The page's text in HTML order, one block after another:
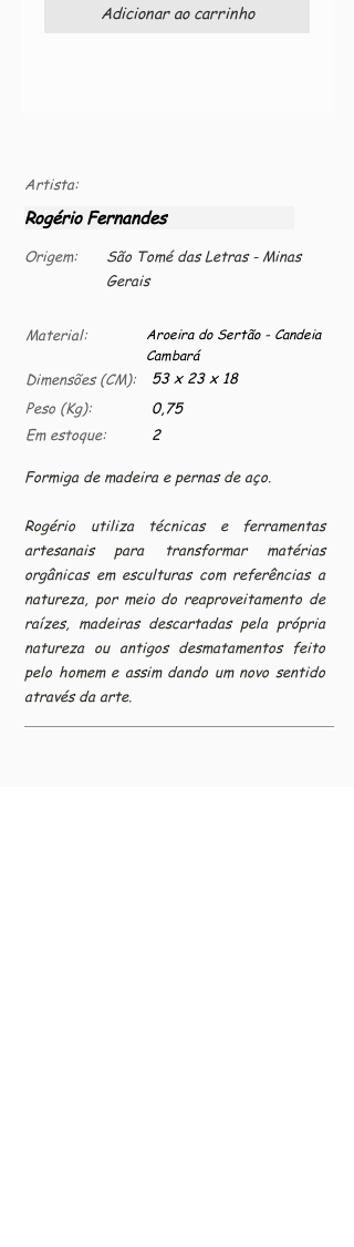
Adicionar ao carrinho
Artista:
Rogério Fernandes
Origem:
São Tomé das Letras - Minas
Gerais
Material:
Dimensões (CM):
Peso (Kg):
Em estoque:
Aroeira do Sertão - Candeia
Cambará
53 x 23 x 18
0,75
2
Formiga de madeira e pernas de aço.
Rogério utiliza técnicas e ferramentas
artesanais para transformar matérias
orgânicas em esculturas com referências a
natureza, por meio do reaproveitamento de
raízes, madeiras descartadas pela própria
natureza ou antigos desmatamentos feito
pelo homem e assim dando um novo sentido
através da arte.